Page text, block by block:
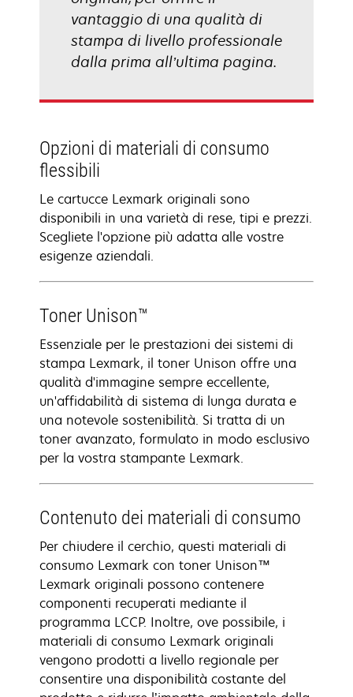
vantaggio di una qualità di
stampa di livello professionale
dalla prima all’ultima pagina.
Opzioni di materiali di consumo
flessibili
Le cartucce Lexmark originali sono
disponibili in una varietà di rese, tipi e prezzi.
Scegliete l'opzione più adatta alle vostre
esigenze aziendali.
Toner Unison™
Essenziale per le prestazioni dei sistemi di
stampa Lexmark, il toner Unison offre una
qualità d'immagine sempre eccellente,
un'affidabilità di sistema di lunga durata e
una notevole sostenibilità. Si tratta di un
toner avanzato, formulato in modo esclusivo
per la vostra stampante Lexmark.
Contenuto dei materiali di consumo
Per chiudere il cerchio, questi materiali di
consumo Lexmark con toner Unison™
Lexmark originali possono contenere
componenti recuperati mediante il
programma LCCP. Inoltre, ove possibile, i
materiali di consumo Lexmark originali
vengono prodotti a livello regionale per
consentire una disponibilità costante del